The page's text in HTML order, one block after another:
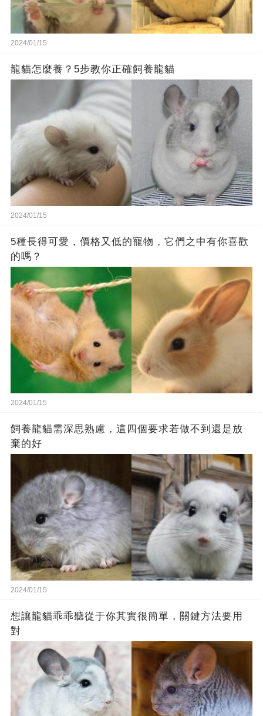
2024/01/15
龍貓怎麼養？5步教你正確飼養龍貓
2024/01/15
5種長得可愛，價格又低的寵物，它們之中有你喜歡
的嗎？
2024/01/15
飼養龍貓需深思熟慮，這四個要求若做不到還是放
棄的好
2024/01/15
想讓龍貓乖乖聽從于你其實很簡單，關鍵方法要用
對